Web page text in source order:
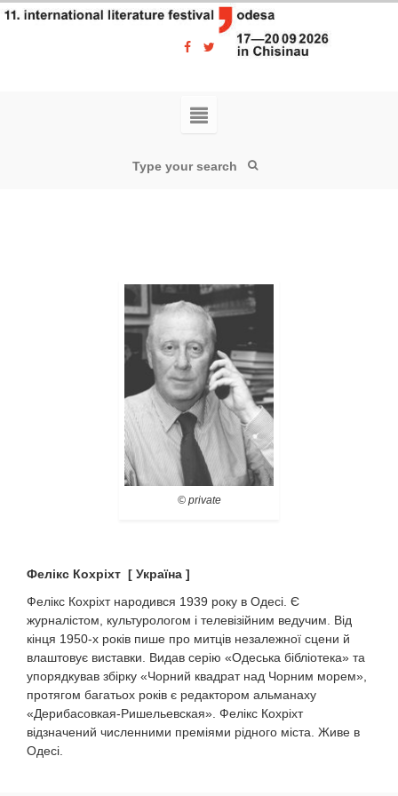
© private
Фелікс Кохріхт [ Україна ]
Фелікс Кохріхт народився 1939 року в Одесі. Є
журналістом, культурологом і телевізійним ведучим. Від
кінця 1950-х років пише про митців незалежної сцени й
влаштовує виставки. Видав серію «Одеська бібліотека» та
упорядкував збірку «Чорний квадрат над Чорним морем»,
протягом багатьох років є редактором альманаху
«Дерибасовкая-Ришельевская». Фелікс Кохріхт
відзначений численними преміями рідного міста. Живе в
Одесі.